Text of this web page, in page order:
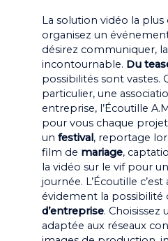
La solution vidéo la plus
organisez un
désirez communiquer,
incontournable. Du
possibilités sont vastes.
particulier, une
entreprise, l’Écoutille
pour vous chaque
unfestival, reportage
film de mariage,
la vidéo sur le vif pour
journée. L’Écoutille c’est
évidement la
d’entreprise.
adaptée aux réseaux